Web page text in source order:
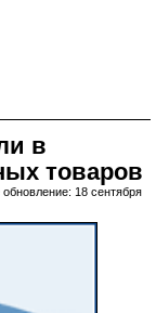
в
товаров
18 сентября